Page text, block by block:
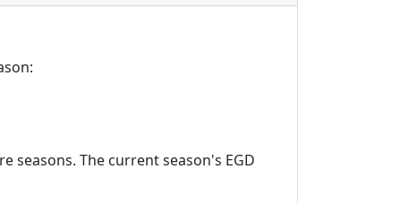
ze przeciwnik sam zrobi tak błąd, że zacznie
liczac na kompensacje gdzie indziej
seasons. The current season's EGD